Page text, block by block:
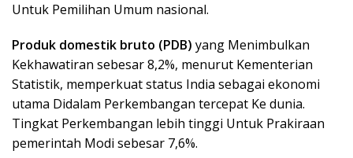
Untuk Pemilihan Umum nasional.
Produk domestik bruto (PDB) yang Menimbulkan
Kekhawatiran sebesar 8,2%, menurut Kementerian
Statistik, memperkuat status India sebagai ekonomi
utama Didalam Perkembangan tercepat Ke dunia.
Tingkat Perkembangan lebih tinggi Untuk Prakiraan
pemerintah Modi sebesar 7,6%.